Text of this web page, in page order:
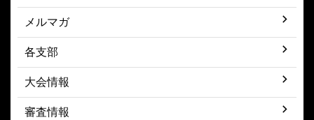
メルマガ
各支部
大会情報
審査情報